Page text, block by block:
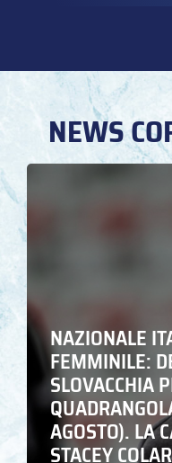
NEWS
NAZIONALE
FEMMINILE:
SLOVACCHIA
AGOSTO). LA
STACEY